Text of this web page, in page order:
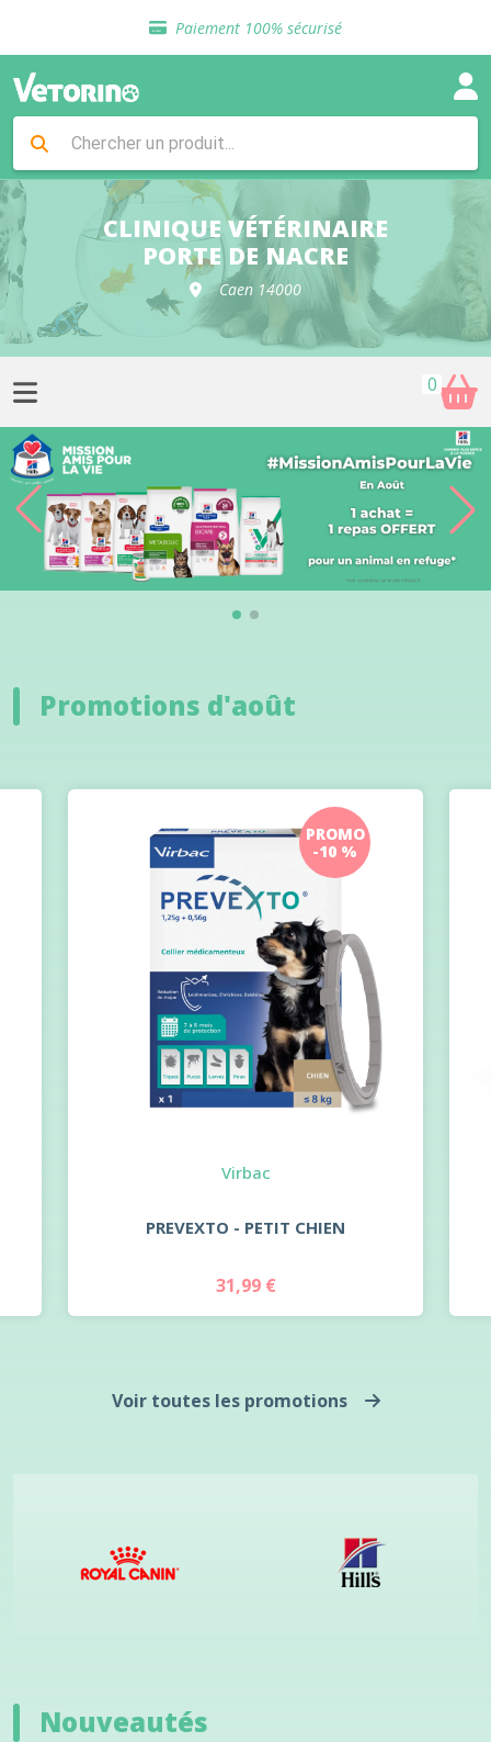
Paiement 100% sécurisé
Livraison gratuite en clinique vétérinaire
Sélection de croquettes vétérinaire
Livraison gratuite en clinique vétérinaire
Retour gratuit en clinique
Sélection de croquettes vétérinaire
CLINIQUE VÉTÉRINAIRE
PORTE DE NACRE
Caen 14000
0
Promotions d'août
PROMO
-10 %
Virbac
PREVEXTO - PETIT CHIEN
31,99 €
Voir toutes les promotions
Nouveautés